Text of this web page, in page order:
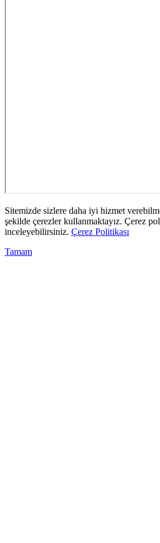
Sitemizde sizlere daha iyi hizmet
şekilde çerezler kullanmaktayız. Çerez
inceleyebilirsiniz. Çerez Politikası
Tamam